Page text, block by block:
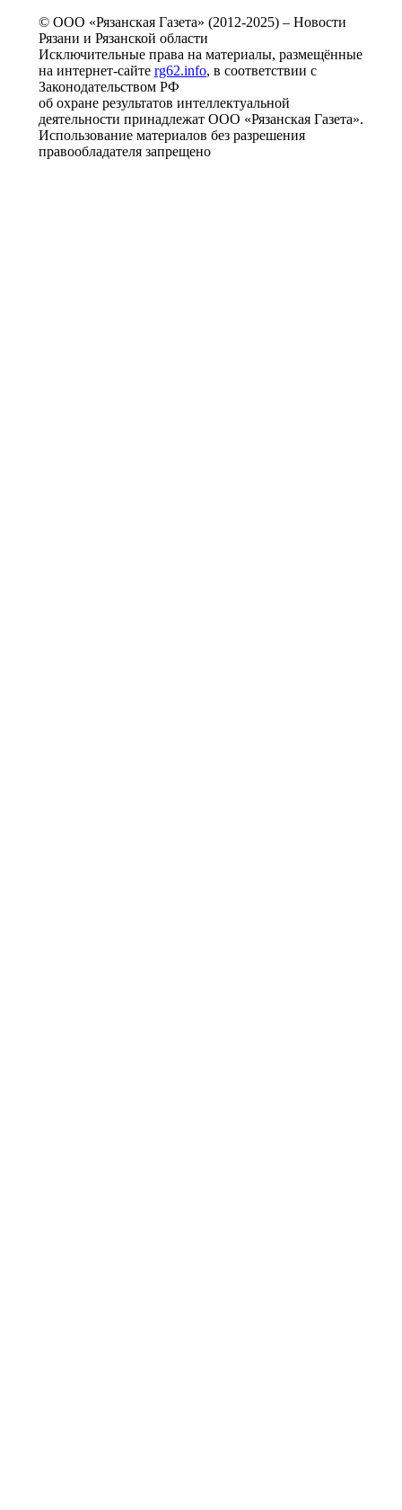
© ООО «Рязанская Газета» (2012-2025) – Новости
Рязани и Рязанской области
Исключительные права на материалы, размещённые
на интернет-сайте rg62.info, в соответствии с
Законодательством РФ
об охране результатов интеллектуальной
деятельности принадлежат ООО «Рязанская Газета».
Использование материалов без разрешения
правообладателя запрещено